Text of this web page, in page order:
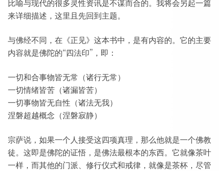
比喻与现代的很多灵性资讯是不谋而合的。我将会另起一篇
来详细描述，这里且先回到主题。
与佛经不同，在《正见》这本书中，是有内容的。它的主要
内容就是佛陀的“四法印”，即：
一切和合事物皆无常（诸行无常）
一切情绪皆苦（诸漏皆苦）
一切事物皆无自性（诸法无我）
涅磐超越概念（涅磐寂静）
宗萨说，如果一个人接受这四项真理，那么他就是一个佛教
徒。这即是佛陀的证悟，是佛法最根本的东西。它就像茶叶
一样，而其他的门派、修行仪式和戒律，就像是茶杯，尽管